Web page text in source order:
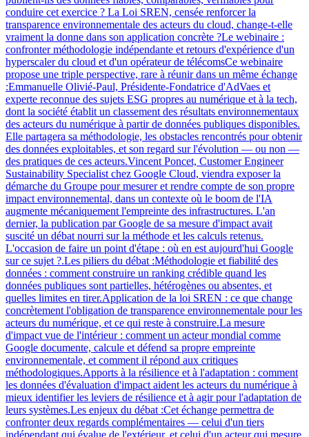
conduire cet exercice ? La Loi SREN, censée renforcer la
transparence environnementale des acteurs du cloud, change-t-elle
vraiment la donne dans son application concrète ?Le webinaire :
confronter méthodologie indépendante et retours d'expérience d'un
hyperscaler du cloud et d'un opérateur de télécomsCe webinaire
propose une triple perspective, rare à réunir dans un même échange
:Emmanuelle Olivié-Paul, Présidente-Fondatrice d'AdVaes et
experte reconnue des sujets ESG propres au numérique et à la tech,
dont la société établit un classement des résultats environnementaux
des acteurs du numérique à partir de données publiques disponibles.
Elle partagera sa méthodologie, les obstacles rencontrés pour obtenir
des données exploitables, et son regard sur l'évolution — ou non —
des pratiques de ces acteurs.Vincent Poncet, Customer Engineer
Sustainability Specialist chez Google Cloud, viendra exposer la
démarche du Groupe pour mesurer et rendre compte de son propre
impact environnemental, dans un contexte où le boom de l'IA
augmente mécaniquement l'empreinte des infrastructures. L'an
dernier, la publication par Google de sa mesure d'impact avait
suscité un débat nourri sur la méthode et les calculs retenus.
L'occasion de faire un point d'étape : où en est aujourd'hui Google
sur ce sujet ?.Les piliers du débat :Méthodologie et fiabilité des
données : comment construire un ranking crédible quand les
données publiques sont partielles, hétérogènes ou absentes, et
quelles limites en tirer.Application de la loi SREN : ce que change
concrètement l'obligation de transparence environnementale pour les
acteurs du numérique, et ce qui reste à construire.La mesure
d'impact vue de l'intérieur : comment un acteur mondial comme
Google documente, calcule et défend sa propre empreinte
environnementale, et comment il répond aux critiques
méthodologiques.Apports à la résilience et à l'adaptation : comment
les données d'évaluation d'impact aident les acteurs du numérique à
mieux identifier les leviers de résilience et à agir pour l'adaptation de
leurs systèmes.Les enjeux du débat :Cet échange permettra de
confronter deux regards complémentaires — celui d'un tiers
indépendant qui évalue de l'extérieur, et celui d'un acteur qui mesure